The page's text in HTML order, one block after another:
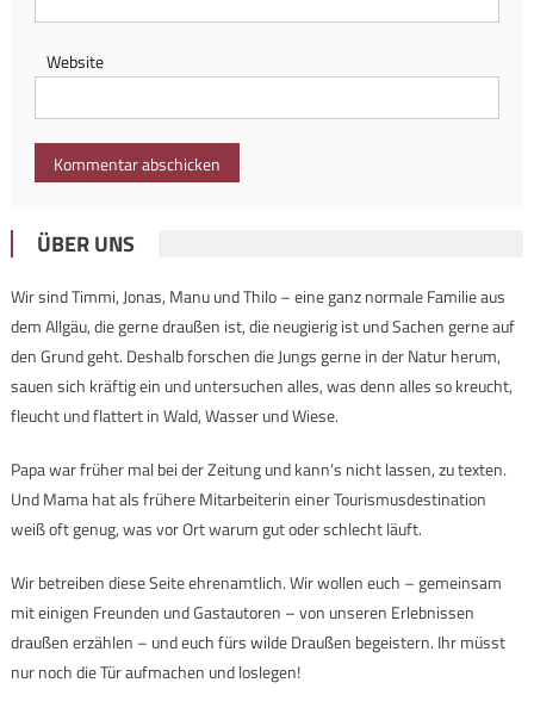
Website
ÜBER UNS
Wir sind Timmi, Jonas, Manu und Thilo – eine ganz normale Familie aus
dem Allgäu, die gerne draußen ist, die neugierig ist und Sachen gerne auf
den Grund geht. Deshalb forschen die Jungs gerne in der Natur herum,
sauen sich kräftig ein und untersuchen alles, was denn alles so kreucht,
fleucht und flattert in Wald, Wasser und Wiese.
Papa war früher mal bei der Zeitung und kann’s nicht lassen, zu texten.
Und Mama hat als frühere Mitarbeiterin einer Tourismusdestination
weiß oft genug, was vor Ort warum gut oder schlecht läuft.
Wir betreiben diese Seite ehrenamtlich. Wir wollen euch – gemeinsam
mit einigen Freunden und Gastautoren – von unseren Erlebnissen
draußen erzählen – und euch fürs wilde Draußen begeistern. Ihr müsst
nur noch die Tür aufmachen und loslegen!